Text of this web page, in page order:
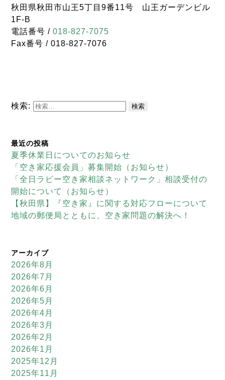
秋田県秋田市山王5丁目9番11号 山王ガーデンビル
1F-B
電話番号 /018-827-7075
Fax番号 / 018-827-7076
検索:
最近の投稿
夏季休業日についてのお知らせ
「空き家応援会員」募集開始（お知らせ）
「全日ラビー空き家相談ネットワーク」相談受付の
開始について（お知らせ）
【秋田県】『空き家』に関する対応フローについて
地域の郵便局とともに、空き家問題の解決へ！
アーカイブ
2026年8月
2026年7月
2026年6月
2026年5月
2026年4月
2026年3月
2026年2月
2026年1月
2025年12月
2025年11月